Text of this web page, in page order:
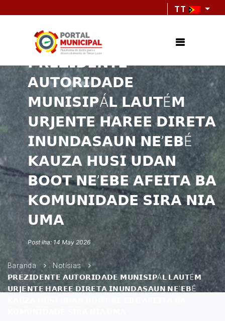
TT
𝗣𝗥𝗘𝗭𝗜𝗗𝗘𝗡𝗧𝗘
𝗔𝗨𝗧𝗢𝗥𝗜𝗗𝗔𝗗𝗘
𝗠𝗨𝗡𝗜𝗦𝗜𝗣Á𝗟 𝗟𝗔𝗨𝗧É𝗠
𝗨𝗥𝗝𝗘𝗡𝗧𝗘 𝗛𝗔𝗥𝗘𝗘 𝗗𝗜𝗥𝗘𝗧𝗔
𝗜𝗡𝗨𝗡𝗗𝗔𝗦𝗔𝗨𝗡 𝗡𝗘’𝗘𝗕É
𝗞𝗔𝗨𝗭𝗔 𝗛𝗨𝗦𝗜 𝗨𝗗𝗔𝗡
𝗕𝗢𝗢𝗧 𝗡𝗘’𝗘𝗕𝗘 𝗔𝗙𝗘𝗜𝗧𝗔 𝗕𝗔
𝗞𝗢𝗠𝗨𝗡𝗜𝗗𝗔𝗗𝗘 𝗦𝗜𝗥𝗔 𝗡𝗜𝗔
𝗨𝗠𝗔
Post iha: 14 May 2026
Baranda
Notísias
𝗣𝗥𝗘𝗭𝗜𝗗𝗘𝗡𝗧𝗘 𝗔𝗨𝗧𝗢𝗥𝗜𝗗𝗔𝗗𝗘 𝗠𝗨𝗡𝗜𝗦𝗜𝗣Á𝗟 𝗟𝗔𝗨𝗧É𝗠
𝗨𝗥𝗝𝗘𝗡𝗧𝗘 𝗛𝗔𝗥𝗘𝗘 𝗗𝗜𝗥𝗘𝗧𝗔 𝗜𝗡𝗨𝗡𝗗𝗔𝗦𝗔𝗨𝗡 𝗡𝗘’𝗘𝗕É